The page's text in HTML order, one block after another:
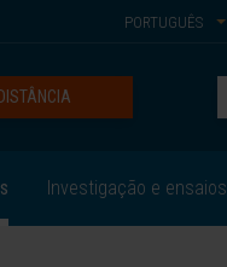
PORTUGUÊS
Investigação e